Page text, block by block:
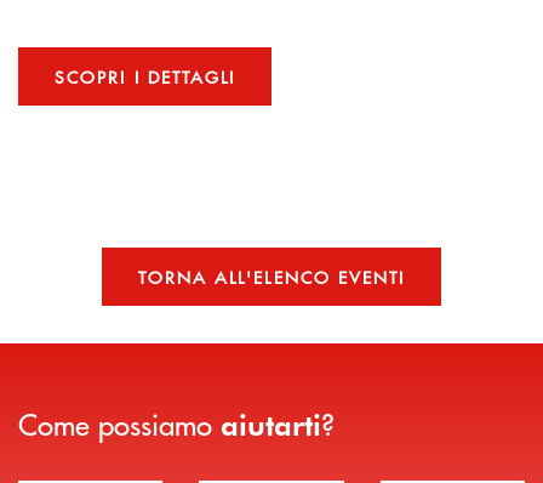
SCOPRI I DETTAGLI
TORNA ALL'ELENCO EVENTI
Come possiamo aiutarti?